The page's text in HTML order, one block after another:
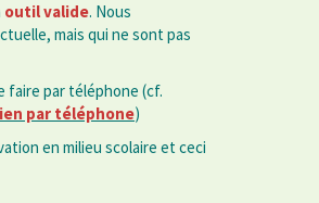
outil valide. Nous
mais qui ne sont pas
faire par téléphone (cf.
par téléphone)
en milieu scolaire et ceci